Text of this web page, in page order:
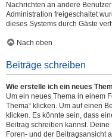
Nachrichten an andere
Administration freigeschaltet
dieses Systems durch Gäste
Nach oben
Beiträge schreiben
Wie erstelle ich ein neues
Um ein neues Thema in einem
Thema“ klicken. Um auf einen
klicken. Es könnte sein, dass
Beitrag schreiben kannst.
Foren- und der Beitragsansicht